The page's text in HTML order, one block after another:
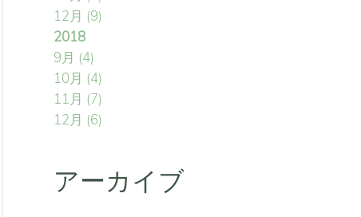
12月 (9)
2018
9月 (4)
10月 (4)
11月 (7)
12月 (6)
アーカイブ